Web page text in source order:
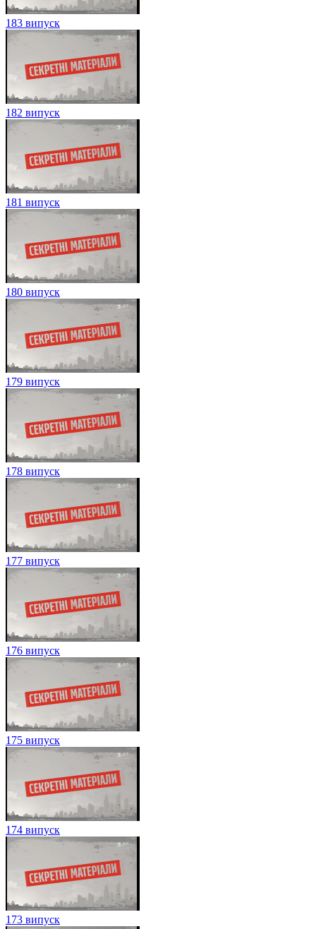
183 випуск
182 випуск
181 випуск
180 випуск
179 випуск
178 випуск
177 випуск
176 випуск
175 випуск
174 випуск
173 випуск